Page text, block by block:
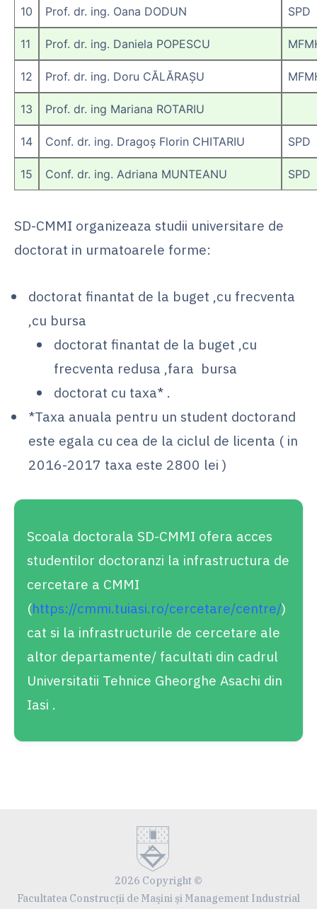
10 Prof. dr. ing. Oana DODUN SPD
11 Prof. dr. ing. Daniela POPESCU
12 Prof. dr. ing. Doru CĂLĂRAȘU
13 Prof. dr. ing Mariana ROTARIU
14 Conf. dr. ing. Dragoș Florin CHITARIU SPD
15 Conf. dr. ing. Adriana MUNTEANU SPD
SD-CMMI organizeaza studii universitare de
doctorat in urmatoarele forme:
doctorat finantat de la buget ,cu frecventa
,cu bursa
doctorat finantat de la buget ,cu
frecventa redusa ,fara bursa
doctorat cu taxa* .
*Taxa anuala pentru un student doctorand
este egala cu cea de la ciclul de licenta ( in
2016-2017 taxa este 2800 lei )
Scoala doctorala SD-CMMI ofera acces
studentilor doctoranzi la infrastructura de
cercetare a CMMI
(https://cmmi.tuiasi.ro/cercetare/centre/)
cat si la infrastructurile de cercetare ale
altor departamente/ facultati din cadrul
Universitatii Tehnice Gheorghe Asachi din
Iasi .
2026 Copyright ©
Facultatea Construcţii de Maşini și Management Industrial